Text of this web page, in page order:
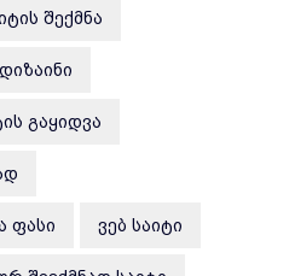
ᲨᲔᲥᲛᲜᲐ
ᲒᲐᲧᲘᲓᲕᲐ
ᲤᲐᲡᲘ ᲕᲔᲑ ᲡᲐᲘᲢᲘ